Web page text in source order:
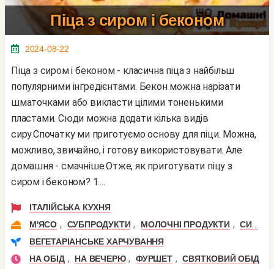
Піца з сиром і беконом
2024-08-22
Піца з сиром і беконом - класична піца з найбільш
популярними інгредієнтами. Бекон можна нарізати
шматочками або викласти цілими тоненькими
пластами. Сюди можна додати кілька видів
сиру.Спочатку ми приготуємо основу для піци. Можна,
можливо, звичайно, і готову використовувати. Але
домашня - смачніше.Отже, як приготувати піцу з
сиром і беконом? 1....
ІТАЛІЙСЬКА КУХНЯ
М'ЯСО , СУБПРОДУКТИ , МОЛОЧНІ ПРОДУКТИ , СИР
ВЕГЕТАРІАНСЬКЕ ХАРЧУВАННЯ
НА ОБІД , НА ВЕЧЕРЮ , ФУРШЕТ , СВЯТКОВИЙ ОБІД